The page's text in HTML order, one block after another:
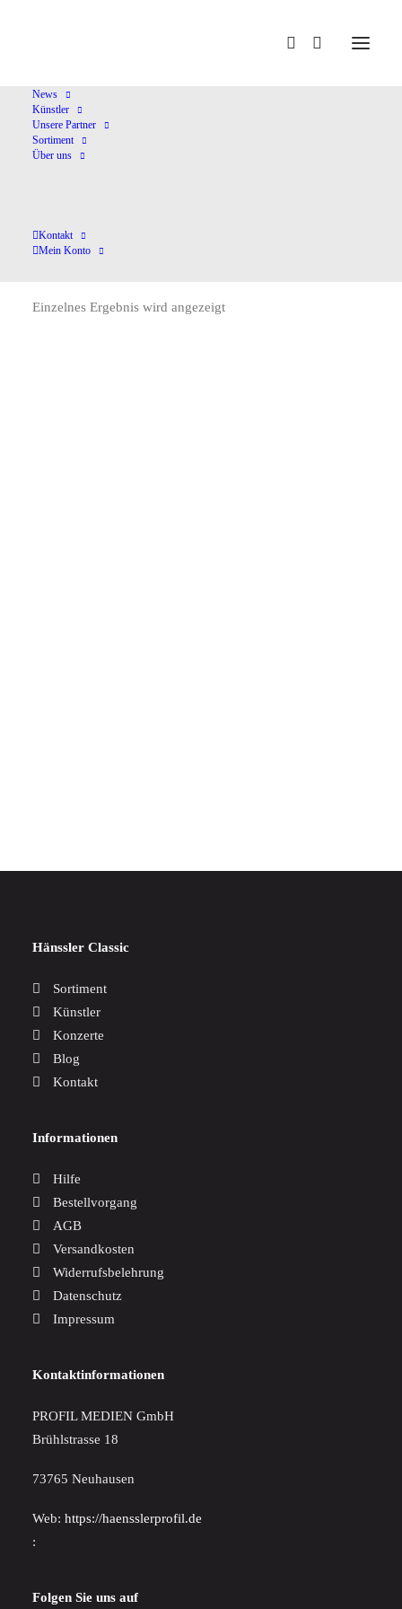
News
Künstler
Unsere Partner
Sortiment
Über uns
Kontakt
Mein Konto
SONDR
Einzelnes Ergebnis wird angezeigt
Hänssler Classic
Sortiment
Künstler
Konzerte
Blog
Kontakt
Informationen
Hilfe
Bestellvorgang
AGB
Versandkosten
Widerrufsbelehrung
Datenschutz
Impressum
Kontaktinformationen
PROFIL MEDIEN GmbH
Brühlstrasse 18
73765 Neuhausen
Web: https://haensslerprofil.de
:
Folgen Sie uns auf